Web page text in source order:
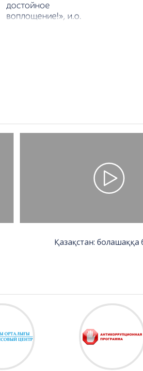
достойное
воплощение!», и.о.
Қазақстан: болашаққа